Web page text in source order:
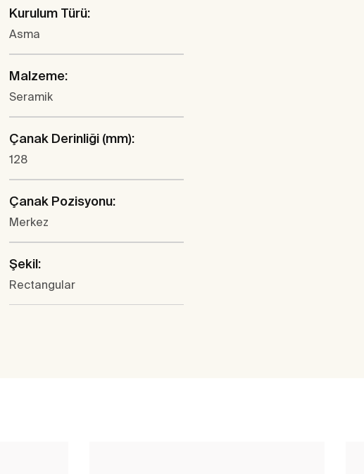
Kurulum Türü:
Asma
Malzeme:
Seramik
Çanak Derinliği (mm):
128
Çanak Pozisyonu:
Merkez
Şekil:
Rectangular